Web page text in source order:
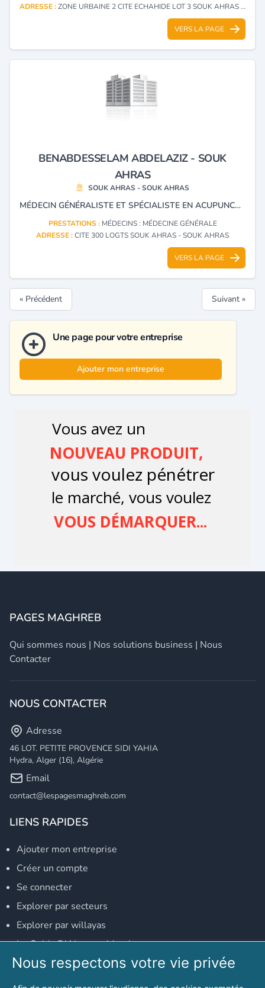
ADRESSE :ZONE URBAINE 2 CITE ECHAHIDE LOT 3 SOUK AHRAS - SOUK AHRAS
VERS LA PAGE
BENABDESSELAM ABDELAZIZ - SOUK
AHRAS
SOUK AHRAS - SOUK AHRAS
MÉDECIN GÉNÉRALISTE ET SPÉCIALISTE EN ACUPUNCTURE.
PRESTATIONS : MÉDECINS : MÉDECINE GÉNÉRALE
ADRESSE :CITE 300 LOGTS SOUK AHRAS - SOUK AHRAS
VERS LA PAGE
« Précédent Suivant »
Une page pour votre entreprise
Ajouter mon entreprise
PAGES MAGHREB
Qui sommes nous | Nos solutions business | Nous
Contacter
NOUS CONTACTER
Adresse
46 LOT. PETITE PROVENCE SIDI YAHIA
Hydra, Alger (16), Algérie
Email
contact@lespagesmaghreb.com
LIENS RAPIDES
Ajouter mon entreprise
Créer un compte
Se connecter
Explorer par secteurs
Explorer par willayas
Le Guide D'Alger, guide-alger.com
NOS RÉSEAUX SOCIAUX
Nous respectons votre vie privée